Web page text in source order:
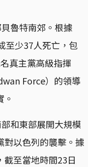
魯特南郊。根據
至少37人死亡，包
真主黨高級指揮
Force）的領導
和東部展開大規模
對以色列的襲擊。據
截至當地時間23日